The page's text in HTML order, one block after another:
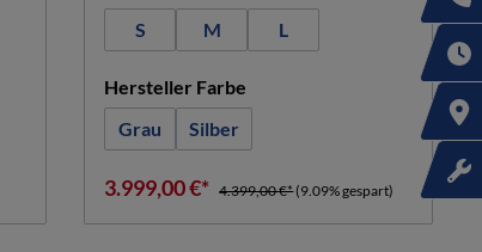
S
M L
Hersteller Farbe
Grau
Silber
3.999,00 €* 4.399,00 €*(9.09% gespart)